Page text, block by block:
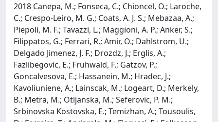
2018 Canepa, M.; Fonseca, C.; Chioncel, O.; Laroche,
C.; Crespo-Leiro, M. G.; Coats, A. J. S.; Mebazaa, A.;
Piepoli, M. F.; Tavazzi, L.; Maggioni, A. P.; Anker, S.;
Filippatos, G.; Ferrari, R.; Amir, O.; Dahlstrom, U.;
Delgado Jimenez, J. F.; Drozdz, J.; Erglis, A.;
Fazlibegovic, E.; Fruhwald, F.; Gatzov, P.;
Goncalvesova, E.; Hassanein, M.; Hradec, J.;
Kavoliuniene, A.; Lainscak, M.; Logeart, D.; Merkely,
B.; Metra, M.; Otljanska, M.; Seferovic, P. M.;
Srbinovska Kostovska, E.; Temizhan, A.; Tousoulis,